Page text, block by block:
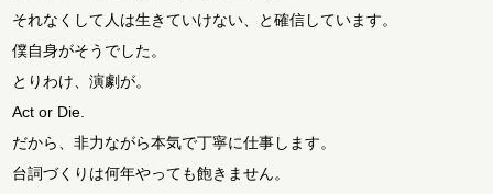
それなくして人は生きていけない、と確信しています。
僕自身がそうでした。
とりわけ、演劇が。
Act or Die.
だから、非力ながら本気で丁寧に仕事します。
台詞づくりは何年やっても飽きません。